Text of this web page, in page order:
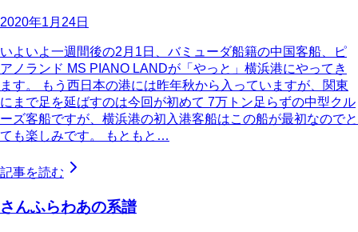
2020年1月24日
いよいよ一週間後の2月1日、バミューダ船籍の中国客船、ピ
アノランド MS PIANO LANDが「やっと」横浜港にやってき
ます。 もう西日本の港には昨年秋から入っていますが、関東
にまで足を延ばすのは今回が初めて 7万トン足らずの中型クル
ーズ客船ですが、横浜港の初入港客船はこの船が最初なのでと
ても楽しみです。 もともと…
記事を読む
さんふらわあの系譜